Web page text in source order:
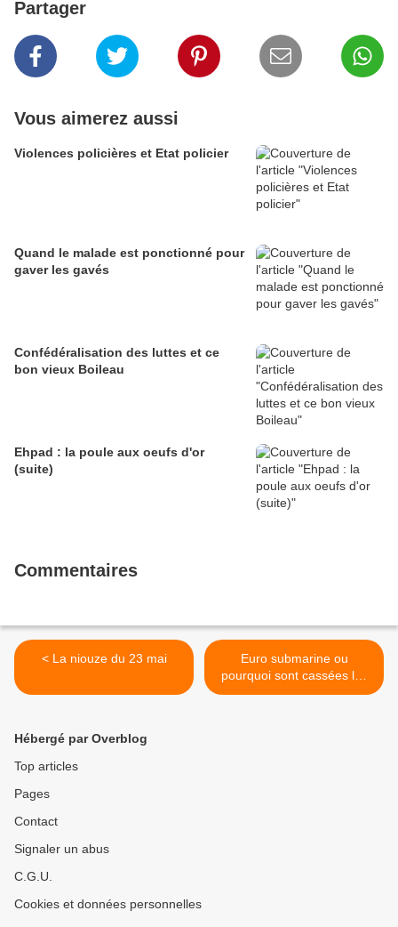
Partager
Vous aimerez aussi
Violences policières et Etat policier
Quand le malade est ponctionné pour
gaver les gavés
Confédéralisation des luttes et ce
bon vieux Boileau
Ehpad : la poule aux oeufs d'or
(suite)
Commentaires
< La niouze du 23 mai
Euro submarine ou
pourquoi sont cassées les
garanties sociales >
Hébergé par Overblog
Top articles
Pages
Contact
Signaler un abus
C.G.U.
Cookies et données personnelles